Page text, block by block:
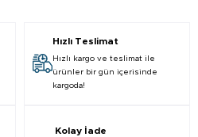
Hızlı Teslimat
Hızlı kargo ve teslimat ile
ürünler bir gün içerisinde
kargoda!
Kolay İade